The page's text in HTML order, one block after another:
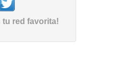
tu red favorita!